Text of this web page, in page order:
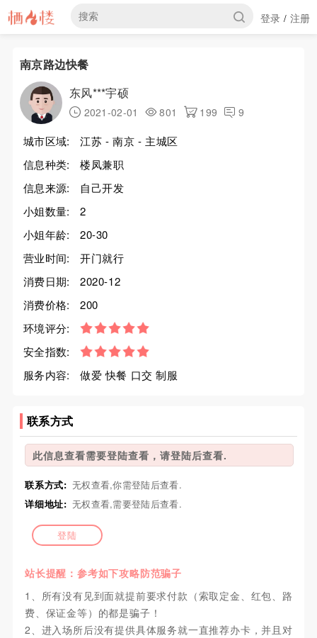
登录 / 注册
南京路边快餐
东风***宇硕
2021-02-01 801 199 9
城市区域:
江苏 - 南京 - 主城区
信息种类:
楼凤兼职
信息来源:
自己开发
小姐数量:
2
小姐年龄:
20-30
营业时间:
开门就行
消费日期:
2020-12
消费价格:
200
环境评分:
安全指数:
服务内容:
做爱 快餐 口交 制服
联系方式
此信息查看需要登陆查看，请登陆后查看.
联系方式: 无权查看,你需登陆后查看.
详细地址: 无权查看,需要登陆后查看.
登陆
站长提醒：参考如下攻略防范骗子
1、所有没有见到面就提前要求付款（索取定金、红包、路
费、保证金等）的都是骗子！
2、进入场所后没有提供具体服务就一直推荐办卡，并且对